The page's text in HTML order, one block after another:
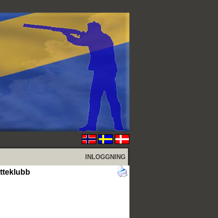
INLOGGNING